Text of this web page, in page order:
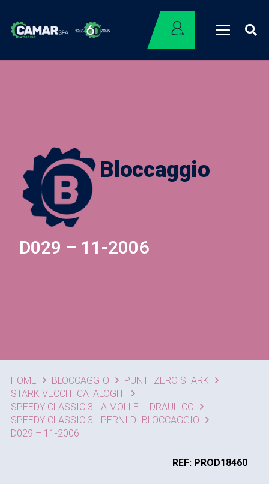
Bloccaggio
D029 – 11-2006
HOME BLOCCAGGIO
PUNTI ZERO STARK
STARK VECCHI CATALOGHI
SPEEDY CLASSIC 3 - A MOLLE - IDRAULICO
SPEEDY CLASSIC 3 - PERNI DI BLOCCAGGIO
D029 – 11-2006
REF: PROD18460